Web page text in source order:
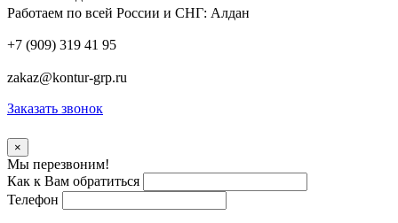
Работаем по всей России и СНГ: Алдан
+7 (909) 319 41 95
zakaz@kontur-grp.ru
Заказать звонок
×
Мы перезвоним!
Как к Вам обратиться
Телефон